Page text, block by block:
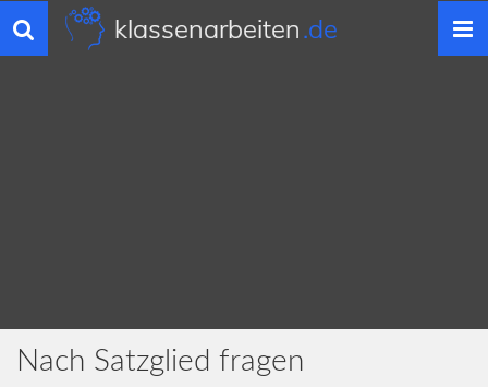
Toggle
navigation
klassenarbeiten.de
Nach Satzglied fragen